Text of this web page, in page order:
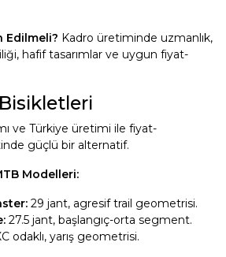
Edilmeli? Kadro üretiminde uzmanlık,
hafif tasarımlar ve uygun fiyat-
ve Türkiye üretimi ile fiyat-
güçlü bir alternatif.
Modelleri:
29 jant, agresif trail geometrisi.
27.5 jant, başlangıç-orta segment.
odaklı, yarış geometrisi.